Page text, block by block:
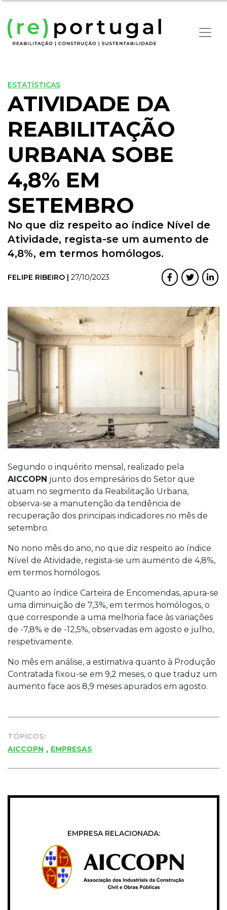
ESTATÍSTICAS
ATIVIDADE DA
REABILITAÇÃO
URBANA SOBE
4,8% EM
SETEMBRO
No que diz respeito ao índice Nível de
Atividade, regista-se um aumento de
4,8%, em termos homólogos.
FELIPE RIBEIRO | 27/10/2023
Segundo o inquérito mensal, realizado pela
AICCOPN junto dos empresários do Setor que
atuam no segmento da Reabilitação Urbana,
observa-se a manutenção da tendência de
recuperação dos principais indicadores no mês de
setembro.
No nono mês do ano, no que diz respeito ao índice
Nível de Atividade, regista-se um aumento de 4,8%,
em termos homólogos.
Quanto ao índice Carteira de Encomendas, apura-se
uma diminuição de 7,3%, em termos homólogos, o
que corresponde a uma melhoria face às variações
de -7,8% e de -12,5%, observadas em agosto e julho,
respetivamente.
No mês em análise, a estimativa quanto à Produção
Contratada fixou-se em 9,2 meses, o que traduz um
aumento face aos 8,9 meses apurados em agosto.
TÓPICOS:
AICCOPN , EMPRESAS
EMPRESA RELACIONADA: